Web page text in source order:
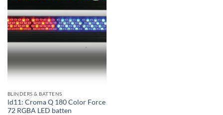
aan
verlanglijst
BLINDERS & BATTENS
ld11: Croma Q 180 Color Force
72 RGBA LED batten